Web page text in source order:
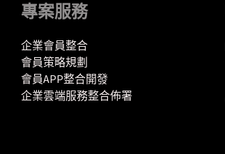
專案服務
企業會員整合
會員策略規劃
會員APP整合開發
企業雲端服務整合佈署